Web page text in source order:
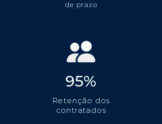
de prazo
95%
Retenção dos
contratados